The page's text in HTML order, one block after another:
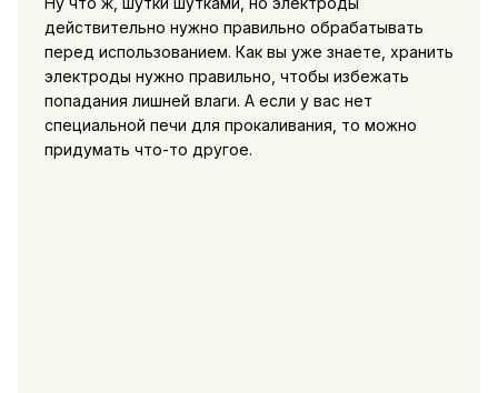
действительно нужно правильно обрабатывать
перед использованием. Как вы уже знаете, хранить
электроды нужно правильно, чтобы избежать
попадания лишней влаги. А если у вас нет
специальной печи для прокаливания, то можно
придумать что-то другое.